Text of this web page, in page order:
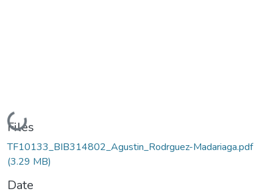
Loading...
Files
TF10133_BIB314802_Agustin_Rodrguez-Madariaga.pdf
(3.29 MB)
Date